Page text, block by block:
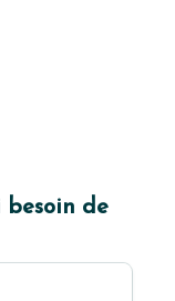
besoin de